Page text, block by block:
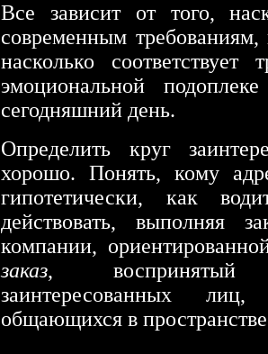
Все зависит от того,
современным требованиям,
насколько
эмоциональной
сегодняшний день.
Определить круг
хорошо. Понять, кому
гипотетически, как
действовать, выполняя
компании,
заказ, воспринятый
заинтересованных
общающихся в